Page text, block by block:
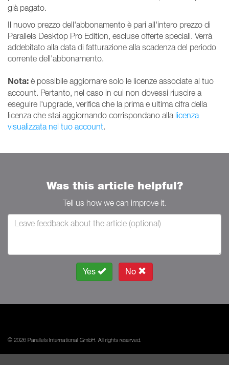
già pagato.
Il nuovo prezzo dell'abbonamento è pari all'intero prezzo di
Parallels Desktop Pro Edition, escluse offerte speciali. Verrà
addebitato alla data di fatturazione alla scadenza del periodo
corrente dell'abbonamento.
Nota: è possibile aggiornare solo le licenze associate al tuo
account. Pertanto, nel caso in cui non dovessi riuscire a
eseguire l'upgrade, verifica che la prima e ultima cifra della
licenza che stai aggiornando corrispondano alla licenza
visualizzata nel tuo account.
Was this article helpful?
Tell us how we can improve it.
Yes No
© 2026 Parallels International GmbH. All rights reserved.